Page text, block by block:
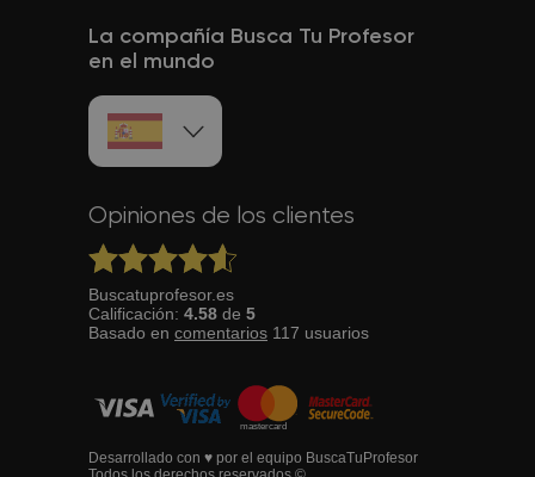
La compañía Busca Tu Profesor
en el mundo
Opiniones de los clientes
Buscatuprofesor.es
Calificación: 4.58 de 5
Basado en comentarios 117 usuarios
Desarrollado con ♥ por el equipo BuscaTuProfesor